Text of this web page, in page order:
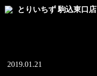
とりいちず 駒込東口店
2019.01.21